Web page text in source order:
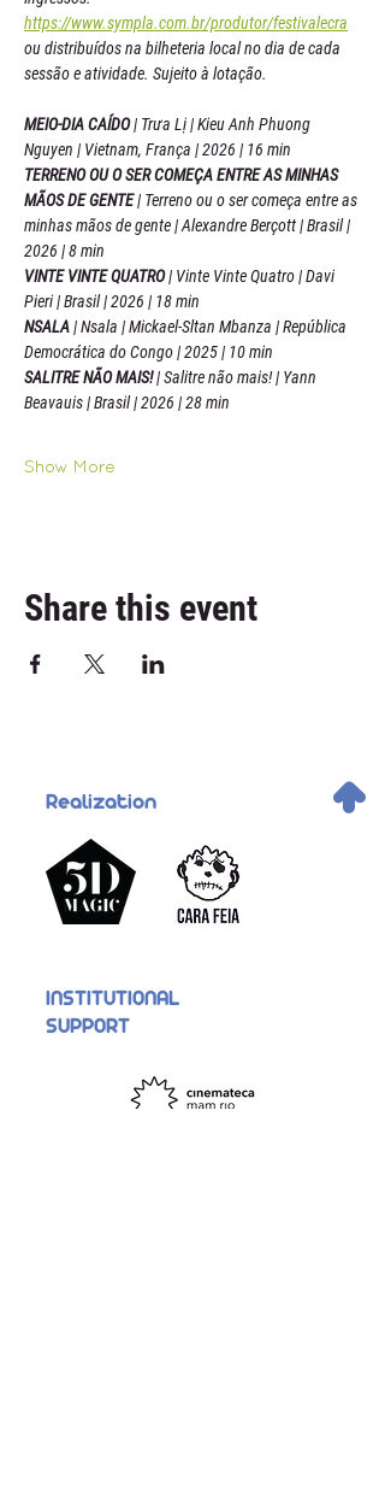
https://www.sympla.com.br/produtor/festivalecra
ou distribuídos na bilheteria local no dia de cada
sessão e atividade. Sujeito à lotação.
MEIO-DIA CAÍDO | Trưa Lị | Kieu Anh Phuong
Nguyen | Vietnam, França | 2026 | 16 min
TERRENO OU O SER COMEÇA ENTRE AS MINHAS
MÃOS DE GENTE | Terreno ou o ser começa entre as
minhas mãos de gente | Alexandre Berçott | Brasil |
2026 | 8 min
VINTE VINTE QUATRO | Vinte Vinte Quatro | Davi
Pieri | Brasil | 2026 | 18 min
NSALA | Nsala | Mickael-Sltan Mbanza | República
Democrática do Congo | 2025 | 10 min
SALITRE NÃO MAIS! | Salitre não mais! | Yann
Beavauis | Brasil | 2026 | 28 min
Show More
Share this event
Realization .
INSTITUTIONAL
SUPPORT